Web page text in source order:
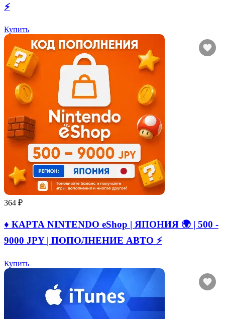
⚡
Купить
364 ₽
♦️ КАРТА NINTENDO eShop | ЯПОНИЯ 🌍 | 500 -
9000 JPY | ПОПОЛНЕНИЕ АВТО ⚡
Купить